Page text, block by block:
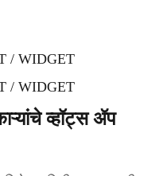
/ WIDGET
/ WIDGET
व्हॉट्स ॲप